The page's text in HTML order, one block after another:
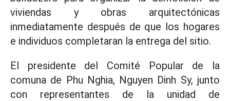
viviendas y obras arquitectónicas
inmediatamente después de que los hogares
e individuos completaran la entrega del sitio.
El presidente del Comité Popular de la
comuna de Phu Nghia, Nguyen Dinh Sy, junto
con representantes de la unidad de